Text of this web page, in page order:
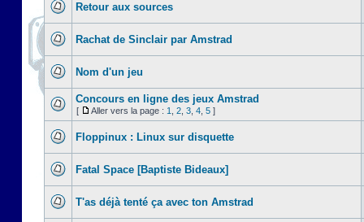
Retour aux sources
Rachat de Sinclair par Amstrad
Nom d'un jeu
Concours en ligne des jeux Amstrad
[ Aller vers la page : 1 2 3 4 5 ]
Floppinux : Linux sur disquette
Fatal Space [Baptiste Bideaux]
T'as déjà tenté ça avec ton Amstrad